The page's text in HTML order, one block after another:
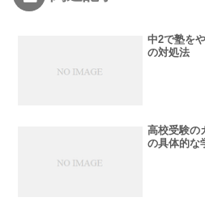
中2で塾を
の対処法
高校受験の
の具体的な